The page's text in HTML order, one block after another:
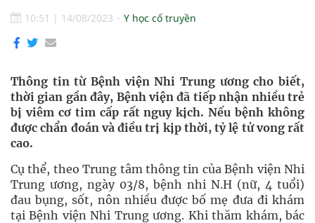
10:51 | 14/08/2023 Y học cổ truyền
Thông tin từ Bệnh viện Nhi Trung ương cho biết,
thời gian gần đây, Bệnh viện đã tiếp nhận nhiều trẻ
bị viêm cơ tim cấp rất nguy kịch. Nếu bệnh không
được chẩn đoán và điều trị kịp thời, tỷ lệ tử vong rất
cao.
Cụ thể, theo Trung tâm thông tin của Bệnh viện Nhi
Trung ương, ngày 03/8, bệnh nhi N.H (nữ, 4 tuổi)
đau bụng, sốt, nôn nhiều được bố mẹ đưa đi khám
tại Bệnh viện Nhi Trung ương. Khi thăm khám, bác